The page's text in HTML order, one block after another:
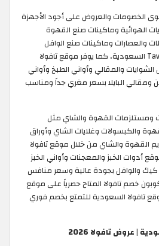
الخصومات والعروض على أجود الأجهزة
الهوائية وماكينات صنع القهوة
والعصارات وماكينات صنع الوافل
والكريب من خلال موقع Tavola السعودية، كما يوفر موقع تافولا
والمقالي وأواني الطبخ وأواني
ومقالي البايلا بسعر مغري جداً ومناسب
ومستلزمات القهوة والشاي مثل
والكبسولات وغلايات الشاي وأوراق
القهوة والشاي من خلال موقع تافولا
أدوات الخبز والمعجنات وأواني الخبز
كيك والوافل بجودة عالية وسعر منافس
خصم تافولا المتاح حصرياً على موقع
تافولا السعودية للتمتع بخصم فوري
| عروض تافولا 2026